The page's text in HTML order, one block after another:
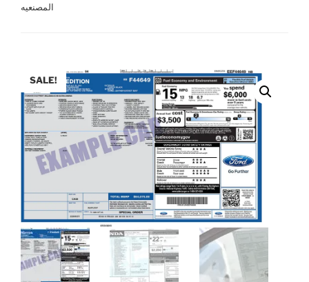
المصنعيه
SALE!